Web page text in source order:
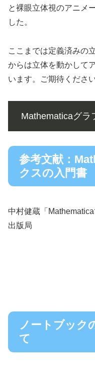
と裸眼立体視のアニメ
した。
ここまでは定義済みの
からは立体を動かして
います。ご期待ください
Mathematicaグ
参考文献：
クスの入門書
中村健蔵「
出版局
ノートブック
て